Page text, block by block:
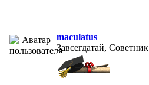
maculatus
Завсегдатай, Советник